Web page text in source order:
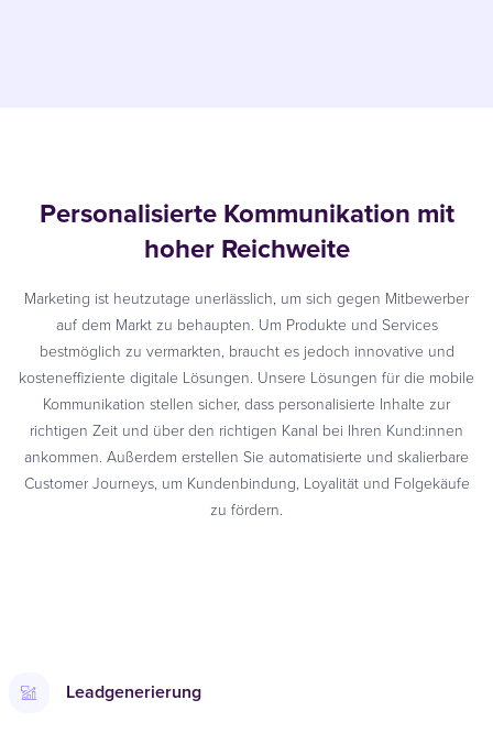
Personalisierte Kommunikation mit
hoher Reichweite
Marketing ist heutzutage unerlässlich, um sich gegen Mitbewerber
auf dem Markt zu behaupten. Um Produkte und Services
bestmöglich zu vermarkten, braucht es jedoch innovative und
kosteneffiziente digitale Lösungen. Unsere Lösungen für die mobile
Kommunikation stellen sicher, dass personalisierte Inhalte zur
richtigen Zeit und über den richtigen Kanal bei Ihren Kund:innen
ankommen. Außerdem erstellen Sie automatisierte und skalierbare
Customer Journeys, um Kundenbindung, Loyalität und Folgekäufe
zu fördern.
Leadgenerierung